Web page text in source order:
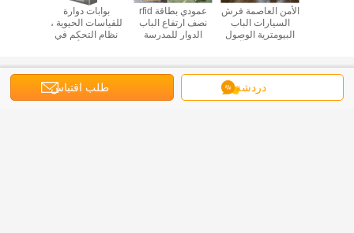
بوابات دوارة
للقياسات الحيوية ،
نظام التحكم في
عمودي بطاقة rfid
نصف ارتفاع الباب
الدوار للمدرسة
الرياضية
الأمن العاصمة فرش
السيارات الباب
البيومترية الوصول
دردشة طلب اقتباس
غير اللغة